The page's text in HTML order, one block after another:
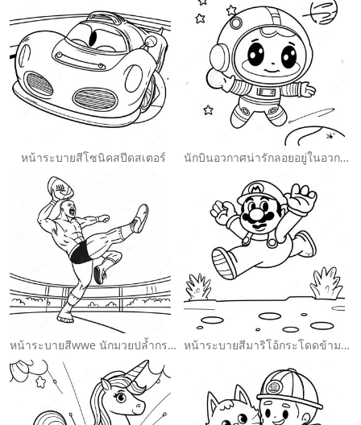
หน้าระบายสีโซนิคสปีดสเตอร์ นักบินอวกาศน่ารักลอยอยู่ในอวกาศ ระบายสี
หน้าระบายสีwwe นักมวยปล้ำกระโดดใส่คู่ต่อสู้ หน้าระบายสีมาริโอ้กระโดดข้ามกูมบา